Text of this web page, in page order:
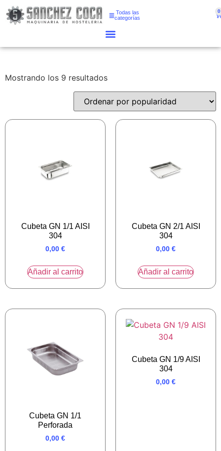
Todas las
categorías
0
Mostrando los 9 resultados
Cubeta GN 1/1 AISI
304
0,00 €
Añadir al carrito
Cubeta GN 2/1 AISI
304
0,00 €
Añadir al carrito
Cubeta GN 1/1
Perforada
0,00 €
Cubeta GN 1/9 AISI
304
0,00 €